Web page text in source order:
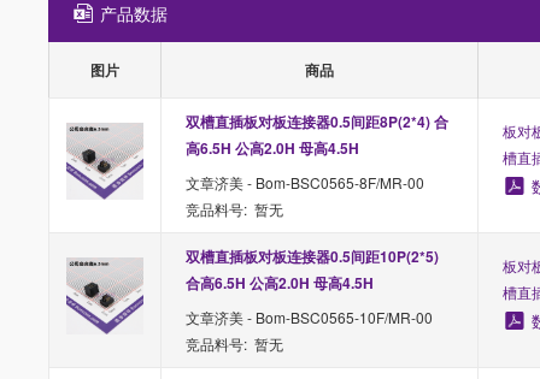
产品数据
图片 商品
双槽直插板对板连接器0.5间距8P(2*4) 合
高6.5H 公高2.0H 母高4.5H
文章济美 - Bom-BSC0565-8F/MR-00
竞品料号: 暂无
板对
槽直
双槽直插板对板连接器0.5间距10P(2*5)
合高6.5H 公高2.0H 母高4.5H
文章济美 - Bom-BSC0565-10F/MR-00
竞品料号: 暂无
板对
槽直